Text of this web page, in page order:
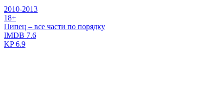
2010-2013
18+
Пипец – все части по порядку
IMDB 7.6
KP6.9